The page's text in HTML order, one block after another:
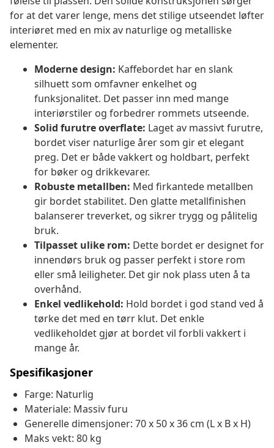
for at det varer lenge, mens det stilige utseendet løfter
interiøret med en mix av naturlige og metalliske
elementer.
Moderne design: Kaffebordet har en slank
silhuett som omfavner enkelhet og
funksjonalitet. Det passer inn med mange
interiørstiler og forbedrer rommets utseende.
Solid furutre overflate: Laget av massivt furutre,
bordet viser naturlige årer som gir et elegant
preg. Det er både vakkert og holdbart, perfekt
for bøker og drikkevarer.
Robuste metallben: Med firkantede metallben
gir bordet stabilitet. Den glatte metallfinishen
balanserer treverket, og sikrer trygg og pålitelig
bruk.
Tilpasset ulike rom: Dette bordet er designet for
innendørs bruk og passer perfekt i store rom
eller små leiligheter. Det gir nok plass uten å ta
overhånd.
Enkel vedlikehold: Hold bordet i god stand ved å
tørke det med en tørr klut. Det enkle
vedlikeholdet gjør at bordet vil forbli vakkert i
mange år.
Spesifikasjoner
Farge: Naturlig
Materiale: Massiv furu
Generelle dimensjoner: 70 x 50 x 36 cm (L x B x H)
Maks vekt: 80 kg